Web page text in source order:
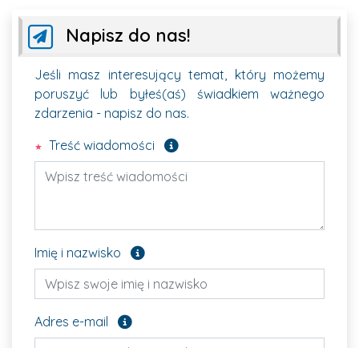
Napisz do nas!
Jeśli masz interesujący temat, który możemy
poruszyć lub byłeś(aś) świadkiem ważnego
zdarzenia - napisz do nas.
Treść wiadomości
Pole wymagane
Imię i nazwisko Pole opcjonalne
Adres e-mail Pole opcjonalne